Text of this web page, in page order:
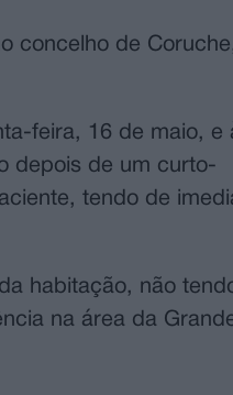
concelho de
feira, 16 de maio, e
depois de um curto-
tendo de
habitação, não
na área da